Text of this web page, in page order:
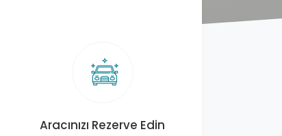
Aracınızı Rezerve Edin